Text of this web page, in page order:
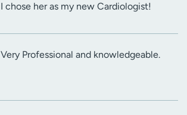
I chose her as my new Cardiologist!
Very Professional and knowledgeable.